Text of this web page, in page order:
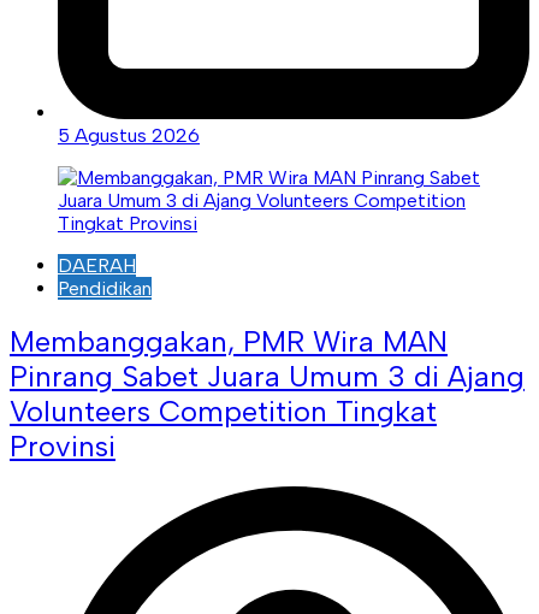
5 Agustus 2026
DAERAH
Pendidikan
Membanggakan, PMR Wira MAN
Pinrang Sabet Juara Umum 3 di Ajang
Volunteers Competition Tingkat
Provinsi